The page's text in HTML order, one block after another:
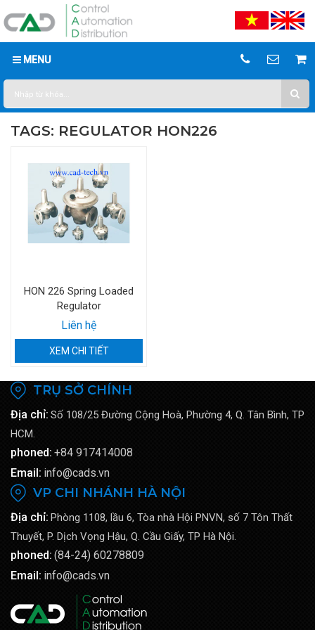
MENU
TAGS: REGULATOR HON226
HON 226 Spring Loaded
Regulator
Liên hệ
XEM CHI TIẾT
TRỤ SỞ CHÍNH
Địa chỉ: Số 108/25 Đường Cộng Hoà, Phường 4, Q. Tân Bình, TP
HCM.
phoned: +84 917414008
Email: info@cads.vn
VP CHI NHÁNH HÀ NỘI
Địa chỉ: Phòng 1108, lầu 6, Tòa nhà Hội PNVN, số 7 Tôn Thất
Thuyết, P. Dịch Vọng Hậu, Q. Cầu Giấy, TP Hà Nội.
phoned: (84-24) 60278809
Email: info@cads.vn